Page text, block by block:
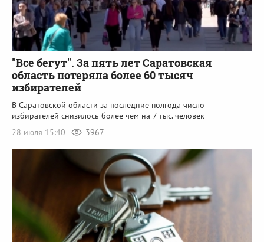
"Все бегут". За пять лет Саратовская
область потеряла более 60 тысяч
избирателей
В Саратовской области за последние полгода число
избирателей снизилось более чем на 7 тыс. человек
28 июля 15:40
3967